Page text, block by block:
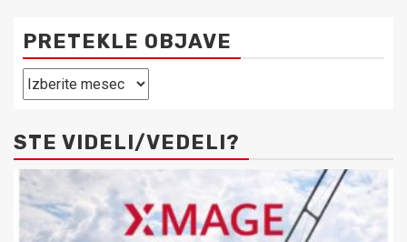
PRETEKLE OBJAVE
Pretekle
objave
STE VIDELI/VEDELI?